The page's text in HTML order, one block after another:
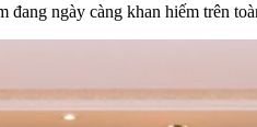
ngày càng khan hiếm trên